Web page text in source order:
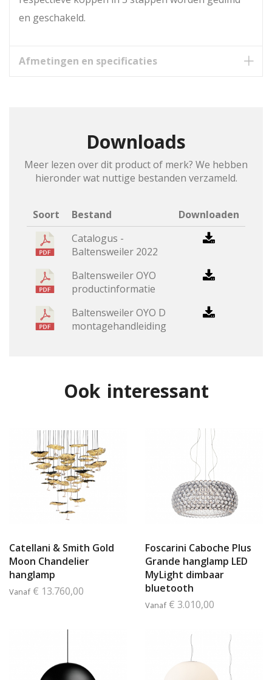
en geschakeld.
Afmetingen en specificaties
Downloads
Meer lezen over dit product of merk? We hebben
hieronder wat nuttige bestanden verzameld.
Soort Bestand
Downloaden
Catalogus -
Baltensweiler 2022
Baltensweiler OYO
productinformatie
Baltensweiler OYO D
montagehandleiding
Ook interessant
Catellani & Smith Gold
Moon Chandelier
hanglamp
Vanaf € 13.760,00
Foscarini Caboche Plus
Grande hanglamp LED
MyLight dimbaar
bluetooth
Vanaf € 3.010,00